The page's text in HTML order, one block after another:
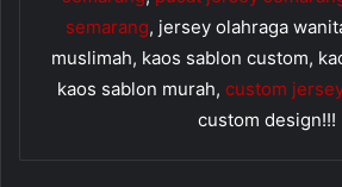
semarang, jersey olahraga
muslimah, kaos sablon custom,
kaos sablon murah, custom
custom design!!!